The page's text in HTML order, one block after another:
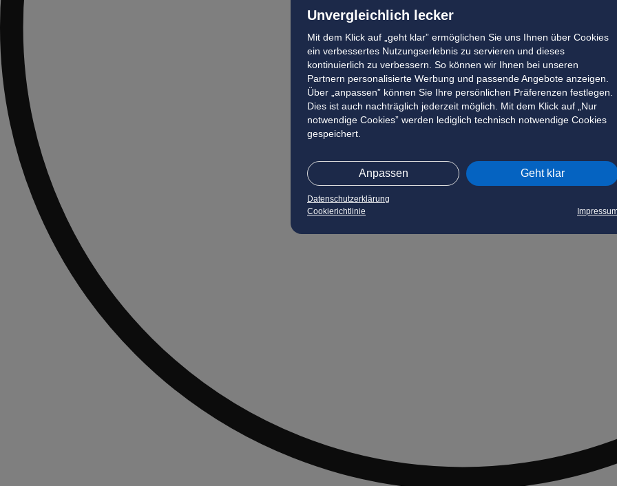
Unvergleichlich lecker
Mit dem Klick auf „geht klar” ermöglichen Sie uns Ihnen über Cookies
ein verbessertes Nutzungserlebnis zu servieren und dieses
kontinuierlich zu verbessern. So können wir Ihnen bei unseren
Partnern personalisierte Werbung und passende Angebote anzeigen.
Über „anpassen” können Sie Ihre persönlichen Präferenzen festlegen.
Dies ist auch nachträglich jederzeit möglich. Mit dem Klick auf „Nur
notwendige Cookies” werden lediglich technisch notwendige Cookies
gespeichert.
Anpassen Geht klar
Datenschutzerklärung
Cookierichtlinie